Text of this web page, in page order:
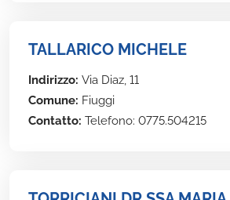
TALLARICO MICHELE
Indirizzo: Via Diaz, 11
Comune: Fiuggi
Contatto: Telefono: 0775.504215